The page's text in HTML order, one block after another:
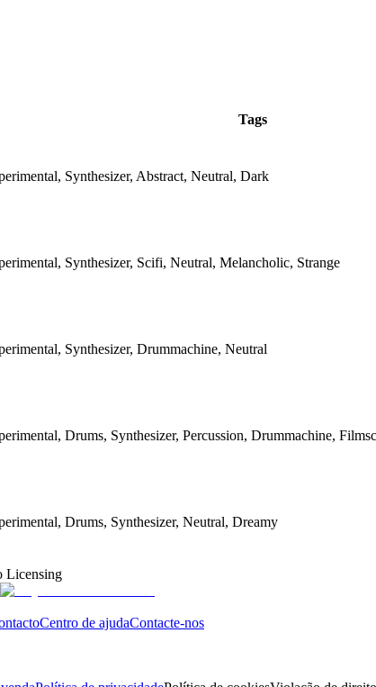
Tags
Synthesizer, Abstract, Neutral, Dark
Synthesizer, Scifi, Neutral, Melancholic, Strange
Synthesizer, Drummachine, Neutral
Drums, Synthesizer, Percussion, Drummachine,
Drums, Synthesizer, Neutral, Dreamy
Licensing
Centro de ajudaContacte-nos